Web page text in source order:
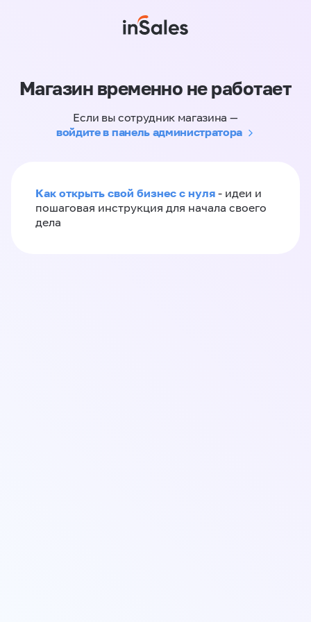
Магазин временно не работает
Если вы сотрудник магазина —
войдите в панель администратора
Как открыть свой бизнес с нуля - идеи и
пошаговая инструкция для начала своего
дела